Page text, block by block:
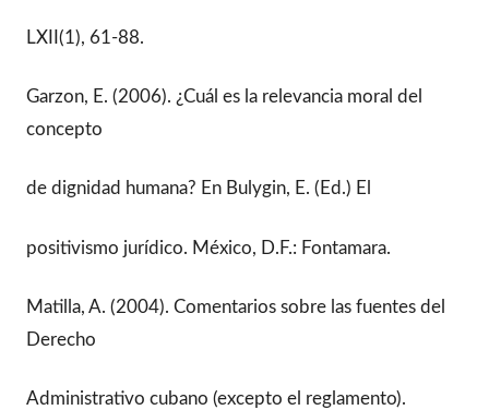
LXII(1), 61-88.
Garzon, E. (2006). ¿Cuál es la relevancia moral del
concepto
de dignidad humana? En Bulygin, E. (Ed.) El
positivismo jurídico. México, D.F.: Fontamara.
Matilla, A. (2004). Comentarios sobre las fuentes del
Derecho
Administrativo cubano (excepto el reglamento).